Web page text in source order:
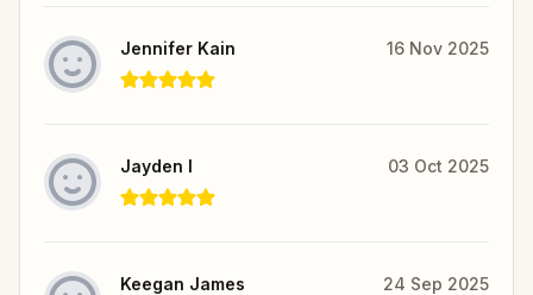
Jennifer Kain 16 Nov 2025
Jayden I 03 Oct 2025
Keegan James 24 Sep 2025